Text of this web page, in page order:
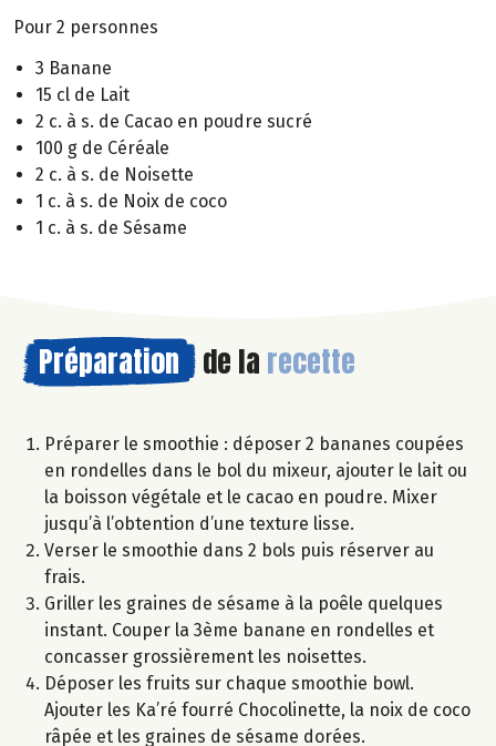
Pour 2 personnes
3 Banane
15 cl de Lait
2 c. à s. de Cacao en poudre sucré
100 g de Céréale
2 c. à s. de Noisette
1 c. à s. de Noix de coco
1 c. à s. de Sésame
Préparation de la recette
Préparer le smoothie : déposer 2 bananes coupées
en rondelles dans le bol du mixeur, ajouter le lait ou
la boisson végétale et le cacao en poudre. Mixer
jusqu’à l’obtention d’une texture lisse.
Verser le smoothie dans 2 bols puis réserver au
frais.
Griller les graines de sésame à la poêle quelques
instant. Couper la 3ème banane en rondelles et
concasser grossièrement les noisettes.
Déposer les fruits sur chaque smoothie bowl.
Ajouter les Ka’ré fourré Chocolinette, la noix de coco
râpée et les graines de sésame dorées.